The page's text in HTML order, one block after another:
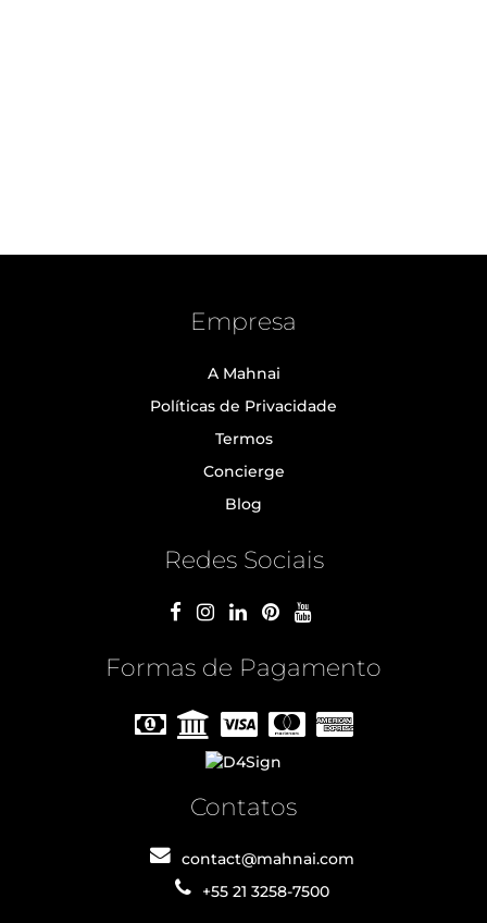
Empresa
A Mahnai
Políticas de Privacidade
Termos
Concierge
Blog
Redes Sociais
Formas de Pagamento
Contatos
contact@mahnai.com
+55 21 3258-7500